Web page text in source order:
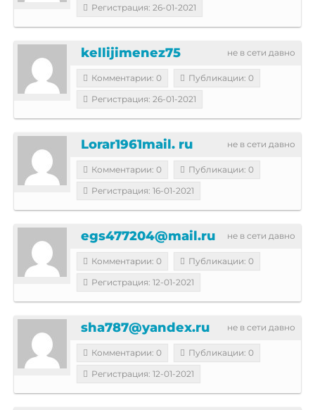
Регистрация: 26-01-2021
не в сети давно
kellijimenez75
Комментарии: 0
Публикации: 0
Регистрация: 26-01-2021
не в сети давно
Lorar1961mail. ru
Комментарии: 0
Публикации: 0
Регистрация: 16-01-2021
не в сети давно
egs477204@mail.ru
Комментарии: 0
Публикации: 0
Регистрация: 12-01-2021
не в сети давно
sha787@yandex.ru
Комментарии: 0
Публикации: 0
Регистрация: 12-01-2021